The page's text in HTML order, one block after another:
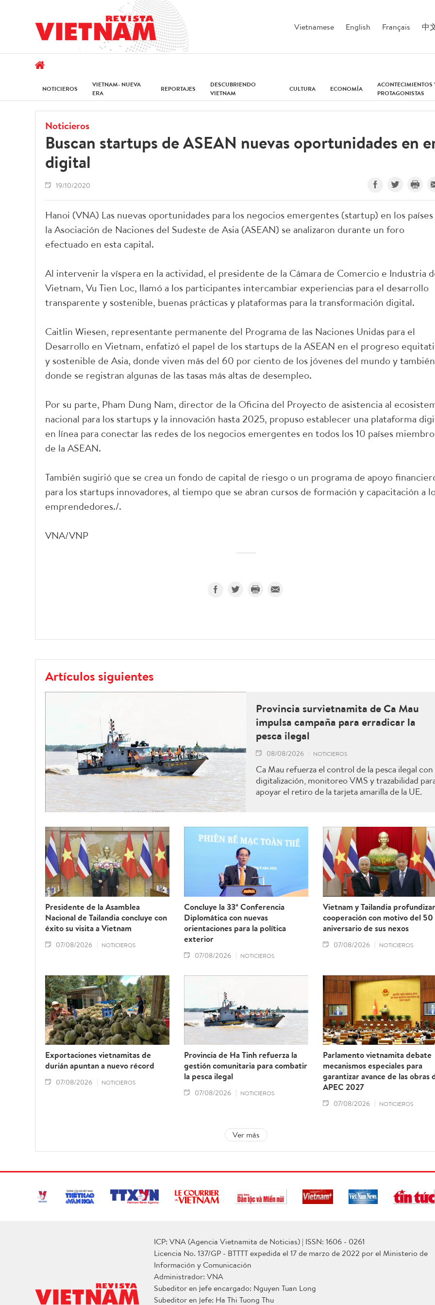
Vietnamese English Français 中
NOTICIEROS
VIETNAM- NUEVA
ERA
REPORTAJES
DESCUBRIENDO
VIETNAM
CULTURA ECONOMÍA
ACONTECIMIENTOS
PROTAGONISTAS
Noticieros
Buscan startups de ASEAN nuevas oportunidades en
digital
19/10/2020
Hanoi (VNA) Las nuevas oportunidades para los negocios emergentes (startup) en los
la Asociación de Naciones del Sudeste de Asia (ASEAN) se analizaron durante un foro
efectuado en esta capital.
Al intervenir la víspera en la actividad, el presidente de la Cámara de Comercio e Industria
Vietnam, Vu Tien Loc, llamó a los participantes intercambiar experiencias para el desarrollo
transparente y sostenible, buenas prácticas y plataformas para la transformación digital.
Caitlin Wiesen, representante permanente del Programa de las Naciones Unidas para el
Desarrollo en Vietnam, enfatizó el papel de los startups de la ASEAN en el progreso
y sostenible de Asia, donde viven más del 60 por ciento de los jóvenes del mundo y también
donde se registran algunas de las tasas más altas de desempleo.
Por su parte, Pham Dung Nam, director de la Oficina del Proyecto de asistencia al
nacional para los startups y la innovación hasta 2025, propuso establecer una plataforma
en línea para conectar las redes de los negocios emergentes en todos los 10 países
de la ASEAN.
También sugirió que se crea un fondo de capital de riesgo o un programa de apoyo
para los startups innovadores, al tiempo que se abran cursos de formación y capacitación a
emprendedores./.
VNA/VNP
Artículos siguientes
Provincia survietnamita de Ca Mau
impulsa campaña para erradicar la
pesca ilegal
08/08/2026 NOTICIEROS
Ca Mau refuerza el control de la pesca ilegal con
digitalización, monitoreo VMS y trazabilidad
apoyar el retiro de la tarjeta amarilla de la UE.
Presidente de la Asamblea
Nacional de Tailandia concluye con
éxito su visita a Vietnam
07/08/2026 NOTICIEROS
Concluye la 33ª Conferencia
Diplomática con nuevas
orientaciones para la política
exterior
07/08/2026 NOTICIEROS
Vietnam y Tailandia
cooperación con motivo del 50
aniversario de sus nexos
07/08/2026 NOTICIEROS
Exportaciones vietnamitas de
durián apuntan a nuevo récord
07/08/2026 NOTICIEROS
Provincia de Ha Tinh refuerza la
gestión comunitaria para combatir
la pesca ilegal
07/08/2026 NOTICIEROS
Parlamento vietnamita debate
mecanismos especiales para
garantizar avance de las obras
APEC 2027
07/08/2026 NOTICIEROS
Ver más
ICP: VNA (Agencia Vietnamita de Noticias) | ISSN: 1606 - 0261
Licencia No. 137/GP - BTTTT expedida el 17 de marzo de 2022 por el Ministerio de
Información y Comunicación
Administrador: VNA
Subeditor en jefe encargado: Nguyen Tuan Long
Subeditor en jefe: Ha Thi Tuong Thu